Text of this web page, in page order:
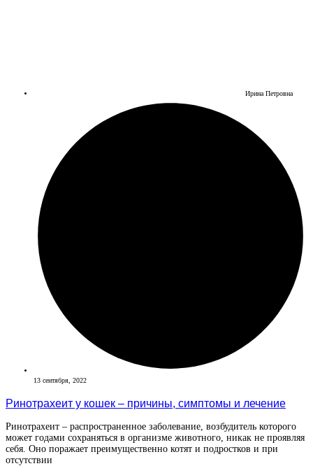
Ирина Петровна
13 сентября, 2022
Ринотрахеит у кошек – причины, симптомы и лечение
Ринотрахеит – распространенное заболевание, возбудитель которого
может годами сохраняться в организме животного, никак не проявляя
себя. Оно поражает преимущественно котят и подростков и при
отсутствии